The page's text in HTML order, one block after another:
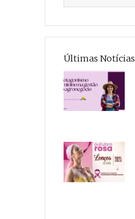
Últimas Notícias